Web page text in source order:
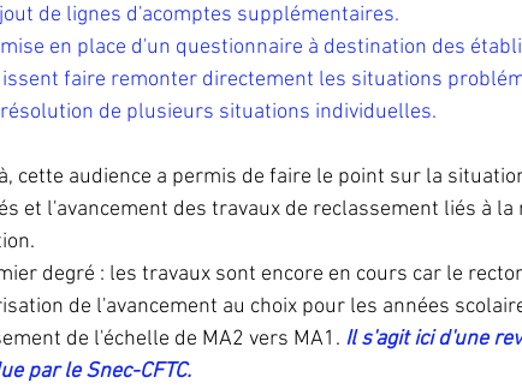
de lignes d'acomptes supplémentaires.
en place d'un questionnaire à destination des
faire remonter directement les situations
de plusieurs situations individuelles.
cette audience a permis de faire le point sur la
et l'avancement des travaux de reclassement liés à la
degré : les travaux sont encore en cours car le
de l'avancement au choix pour les années
de l'échelle de MA2 vers MA1. Il s'agit ici d'une
par le Snec-CFTC.